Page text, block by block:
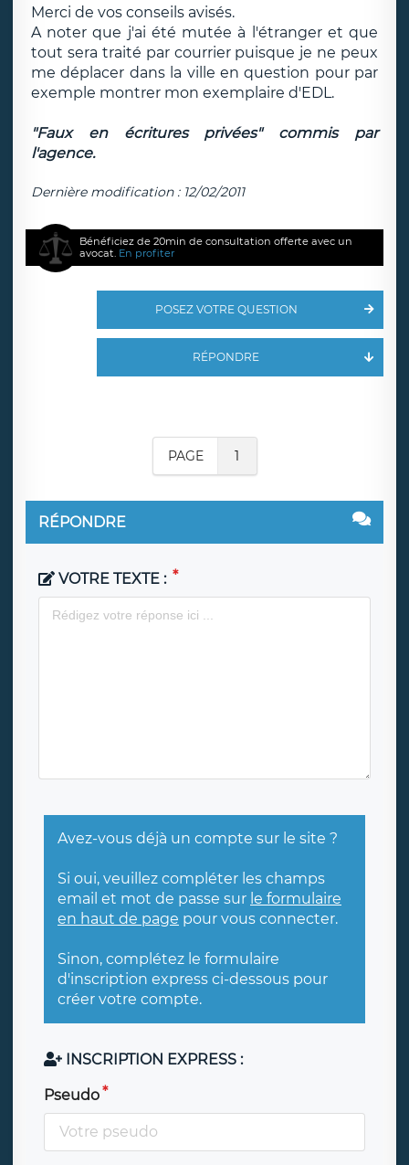
Merci de vos conseils avisés.
A noter que j'ai été mutée à l'étranger et que
tout sera traité par courrier puisque je ne peux
me déplacer dans la ville en question pour par
exemple montrer mon exemplaire d'EDL.
"Faux en écritures privées" commis par
l'agence.
Dernière modification : 12/02/2011
Bénéficiez de 20min de consultation offerte avec un
avocat. En profiter
POSEZ VOTRE QUESTION
RÉPONDRE
PAGE 1
RÉPONDRE
VOTRE TEXTE :
Avez-vous déjà un compte sur le site ?
Si oui, veuillez compléter les champs
email et mot de passe sur le formulaire
en haut de page pour vous connecter.
Sinon, complétez le formulaire
d'inscription express ci-dessous pour
créer votre compte.
INSCRIPTION EXPRESS :
Pseudo